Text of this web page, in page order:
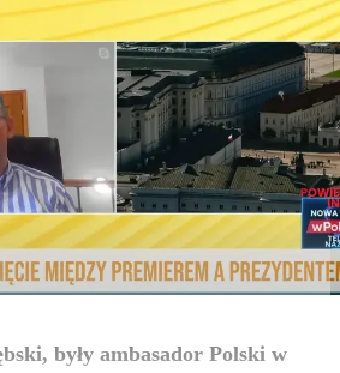
były ambasador Polski w